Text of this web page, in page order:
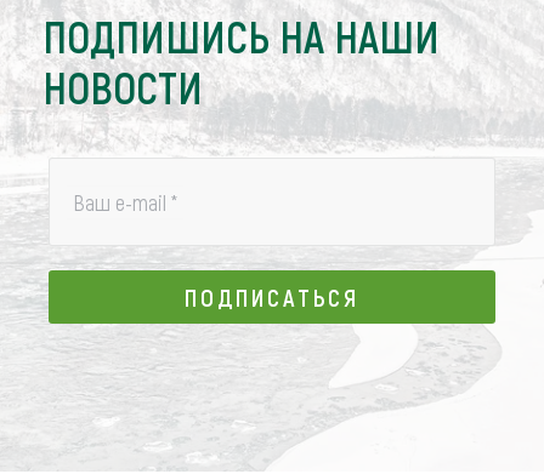
ПОДПИШИСЬ НА НАШИ
НОВОСТИ
Ваш e-mail *
ПОДПИСАТЬСЯ
ПОДПИСАТЬСЯ